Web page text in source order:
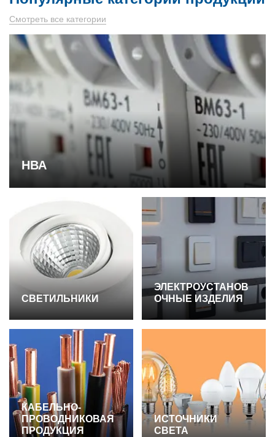
Смотреть все категории
НВА
СВЕТИЛЬНИКИ
ЭЛЕКТРОУСТАНОВ
ОЧНЫЕ ИЗДЕЛИЯ
КАБЕЛЬНО-
ПРОВОДНИКОВАЯ
ПРОДУКЦИЯ
ИСТОЧНИКИ
СВЕТА